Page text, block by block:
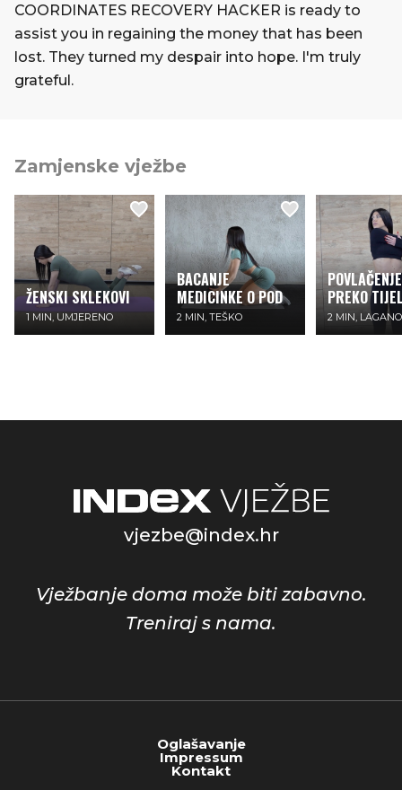
COORDINATES RECOVERY HACKER is ready to
assist you in regaining the money that has been
lost. They turned my despair into hope. I'm truly
grateful.
Zamjenske vježbe
ŽENSKI SKLEKOVI
1 MIN, UMJERENO
BACANJE
MEDICINKE O POD
2 MIN, TEŠKO
PREKO
2 MIN, LAGANO
vjezbe@index.hr
Vježbanje doma može biti zabavno.
Treniraj s nama.
Oglašavanje
Impressum
Kontakt